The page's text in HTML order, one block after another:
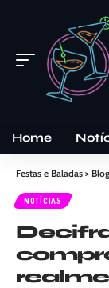
Home
Festas e Baladas > Blog
NOTÍCIAS